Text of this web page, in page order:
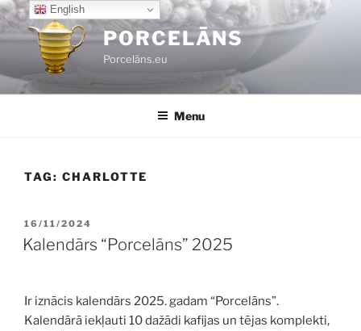
Skip
to
content
PORCELĀNS
Porcelāns.eu
Menu
TAG: CHARLOTTE
POSTED
ON
16/11/2024
Kalendārs “Porcelāns” 2025
Ir iznācis kalendārs 2025. gadam “Porcelāns”.
Kalendārā iekļauti 10 dažādi kafijas un tējas komplekti,
English